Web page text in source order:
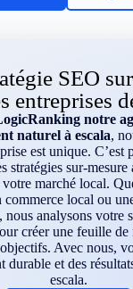
SEO
entreprises
notre
naturel à escala,
est unique. C’est
stratégies sur-mesure
votre marché local.
local ou
nous analysons votre
créer une feuille
Avec nous,
durable et des
escala.